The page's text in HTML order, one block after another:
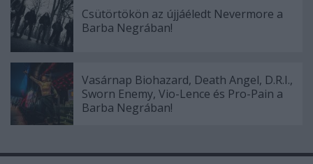
Csütörtökön az újjáéledt Nevermore a
Barba Negrában!
Vasárnap Biohazard, Death Angel, D.R.I.,
Sworn Enemy, Vio-Lence és Pro-Pain a
Barba Negrában!